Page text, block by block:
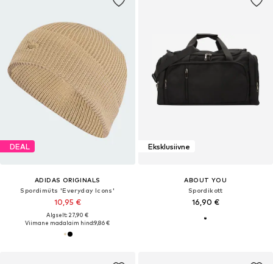
DEAL
ADIDAS ORIGINALS
Spordimüts 'Everyday Icons'
10,95 €
Algselt: 27,90 €
Viimane madalaim hind:9,86 €
Eksklusiivne
ABOUT YOU
Spordikott
16,90 €